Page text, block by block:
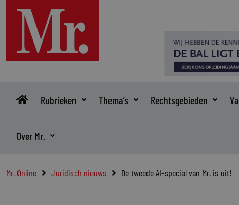
inhoud
Rubrieken Thema’s Rechtsgebieden
Over Mr.
Mr. Online Juridisch nieuws De tweede AI-special van Mr. is uit!